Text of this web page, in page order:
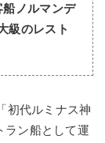
船ノルマンデ
級のレスト
初代ルミナス神
ラン船として運